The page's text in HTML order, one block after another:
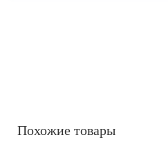
Похожие товары